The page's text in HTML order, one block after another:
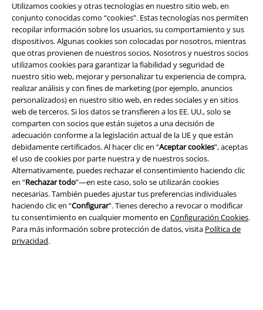
Utilizamos cookies y otras tecnologías en nuestro sitio web, en
conjunto conocidas como “cookies”. Estas tecnologías nos permiten
recopilar información sobre los usuarios, su comportamiento y sus
dispositivos. Algunas cookies son colocadas por nosotros, mientras
que otras provienen de nuestros socios. Nosotros y nuestros socios
utilizamos cookies para garantizar la fiabilidad y seguridad de
nuestro sitio web, mejorar y personalizar tu experiencia de compra,
realizar análisis y con fines de marketing (por ejemplo, anuncios
personalizados) en nuestro sitio web, en redes sociales y en sitios
web de terceros. Si los datos se transfieren a los EE. UU., solo se
comparten con socios que están sujetos a una decisión de
adecuación conforme a la legislación actual de la UE y que están
debidamente certificados. Al hacer clic en “Aceptar cookies”, aceptas
el uso de cookies por parte nuestra y de nuestros socios.
Alternativamente, puedes rechazar el consentimiento haciendo clic
en “Rechazar todo”—en este caso, solo se utilizarán cookies
necesarias. También puedes ajustar tus preferencias individuales
haciendo clic en “Configurar”. Tienes derecho a revocar o modificar
tu consentimiento en cualquier momento en Configuración Cookies.
Para más información sobre protección de datos, visita Política de
privacidad.
¡Descarga la nueva App EMP totalmente GRATIS y disfruta de todas
sus nuevas funciones y ventajas!
A Warner Music Group Company
Seguridad